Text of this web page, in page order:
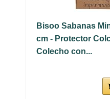
Bisoo Sabanas
cm - Protector
Colecho con...